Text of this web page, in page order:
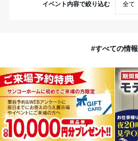
イベント内容で絞り込む
#すべての情報